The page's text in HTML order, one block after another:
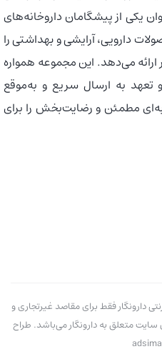
یکی از پیشگامان داروخانه‌های
دارویی، آرایشی و بهداشتی را
می‌دهد. این مجموعه همواره
به ارسال سریع و به‌موقع
مطمئن و رضایت‌بخش را برای
دارونگار فقط برای مقاصد غیرتجاری و
سایت متعلق به دارونگار می‌باشد. طراح